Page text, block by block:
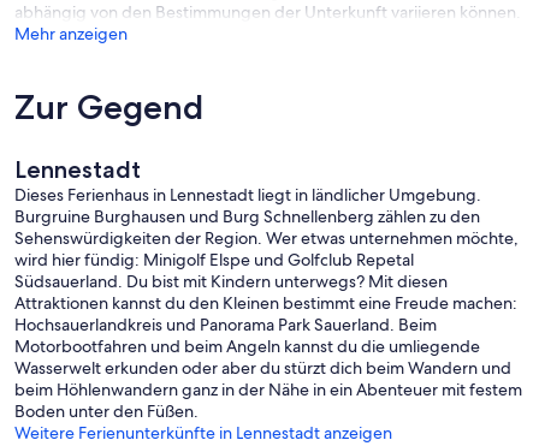
abhängig von den Bestimmungen der Unterkunft variieren können.
Mehr anzeigen
Zur Gegend
Lennestadt
Dieses Ferienhaus in Lennestadt liegt in ländlicher Umgebung.
Burgruine Burghausen und Burg Schnellenberg zählen zu den
Sehenswürdigkeiten der Region. Wer etwas unternehmen möchte,
wird hier fündig: Minigolf Elspe und Golfclub Repetal
Südsauerland. Du bist mit Kindern unterwegs? Mit diesen
Attraktionen kannst du den Kleinen bestimmt eine Freude machen:
Hochsauerlandkreis und Panorama Park Sauerland. Beim
Motorbootfahren und beim Angeln kannst du die umliegende
Wasserwelt erkunden oder aber du stürzt dich beim Wandern und
beim Höhlenwandern ganz in der Nähe in ein Abenteuer mit festem
Boden unter den Füßen.
Weitere Ferienunterkünfte in Lennestadt anzeigen